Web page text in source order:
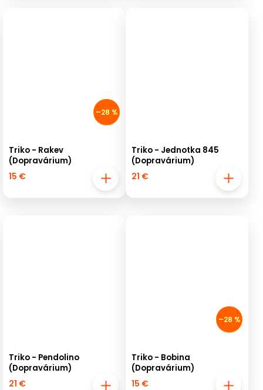
–28 %
Triko - Rakev
(Dopravárium)
15 €
Triko - Jednotka 845
(Dopravárium)
21 €
Triko - Pendolino
(Dopravárium)
21 €
–28 %
Triko - Bobina
(Dopravárium)
15 €